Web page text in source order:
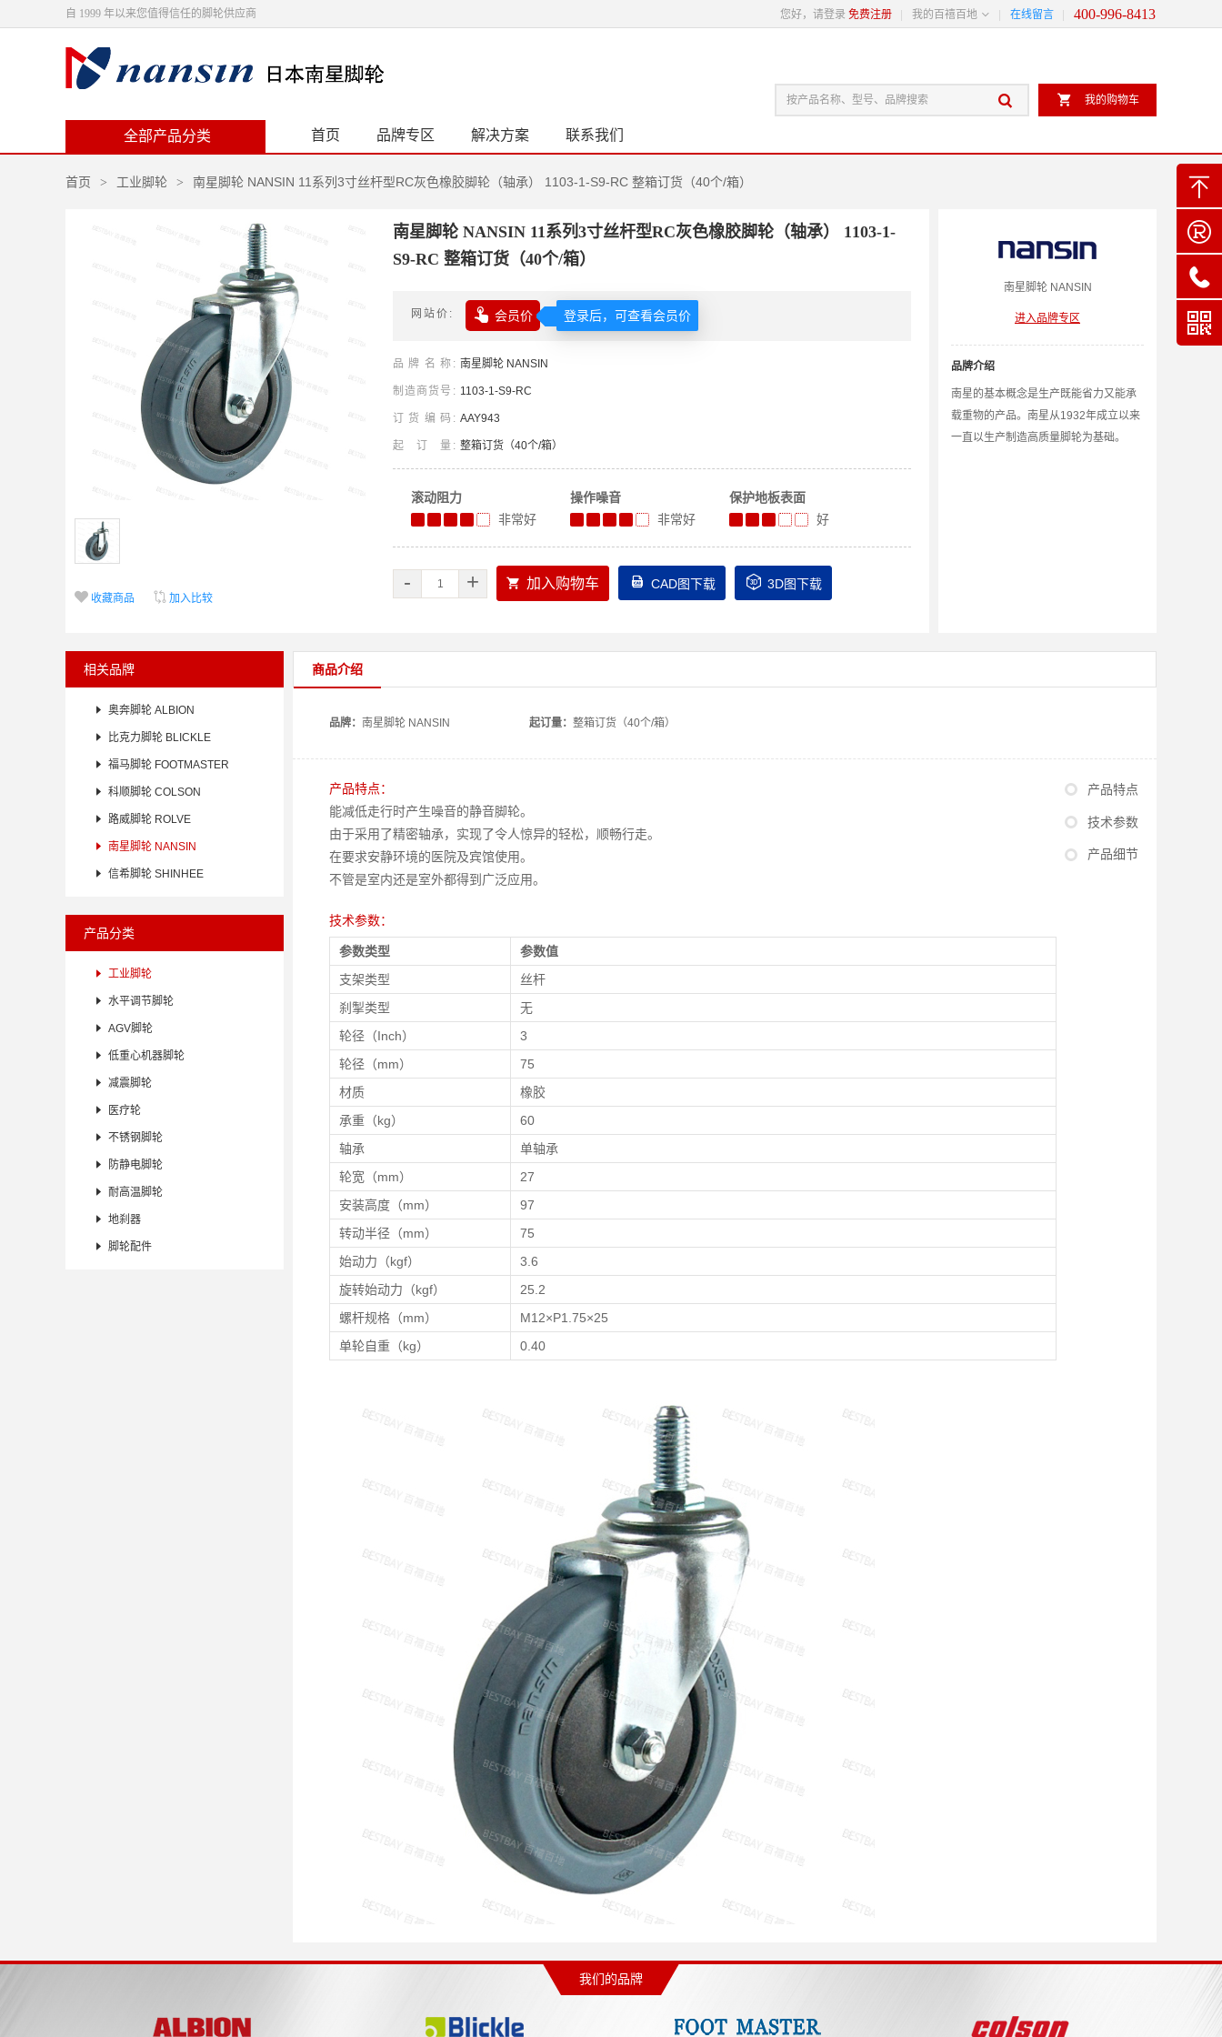
自 1999 年以来您值得信任的脚轮供应商 您好，请登录 免费注册 我的百禧百地  在线留言 400-996-8413
  我的购物车
全部产品分类 首页 品牌专区 解决方案 联系我们
首页 > 工业脚轮 > 南星脚轮 NANSIN 11系列3寸丝杆型RC灰色橡胶脚轮（轴承） 1103-1-S9-RC 整箱订货（40个/箱）
 收藏商品  加入比较
南星脚轮 NANSIN 11系列3寸丝杆型RC灰色橡胶脚轮（轴承） 1103-1-
S9-RC 整箱订货（40个/箱）
网站价  会员价
品牌名称 南星脚轮 NANSIN
制造商货号 1103-1-S9-RC
订货编码 AAY943
起订量 整箱订货（40个/箱）
滚动阻力
非常好
操作噪音
非常好
保护地板表面
好
- +  加入购物车  CAD图下载  3D图下载
南星脚轮NANSIN
进入品牌专区
品牌介绍
南星的基本概念是生产既能省力又能承
载重物的产品。南星从1932年成立以来
一直以生产制造高质量脚轮为基础。
相关品牌
 奥奔脚轮 ALBION
 比克力脚轮 BLICKLE
 福马脚轮 FOOTMASTER
 科顺脚轮 COLSON
 路威脚轮 ROLVE
 南星脚轮 NANSIN
 信希脚轮 SHINHEE
产品分类
 工业脚轮
 水平调节脚轮
 AGV脚轮
 低重心机器脚轮
 减震脚轮
 医疗轮
 不锈钢脚轮
 防静电脚轮
 耐高温脚轮
 地刹器
 脚轮配件
商品介绍
品牌： 南星脚轮 NANSIN 起订量： 整箱订货（40个/箱）
产品特点
技术参数
产品细节
产品特点：
能减低走行时产生噪音的静音脚轮。
由于采用了精密轴承，实现了令人惊异的轻松，顺畅行走。
在要求安静环境的医院及宾馆使用。
不管是室内还是室外都得到广泛应用。
技术参数：
参数类型
参数值
支架类型
丝杆
刹掣类型
无
轮径（Inch）
3
轮径（mm）
75
材质
橡胶
承重（kg）
60
轴承
单轴承
轮宽（mm）
27
安装高度（mm）
97
转动半径（mm）
75
始动力（kgf）
3.6
旋转始动力（kgf）
25.2
螺杆规格（mm）
M12×P1.75×25
单轮自重（kg）
0.40
我们的品牌




登录后，可查看会员价